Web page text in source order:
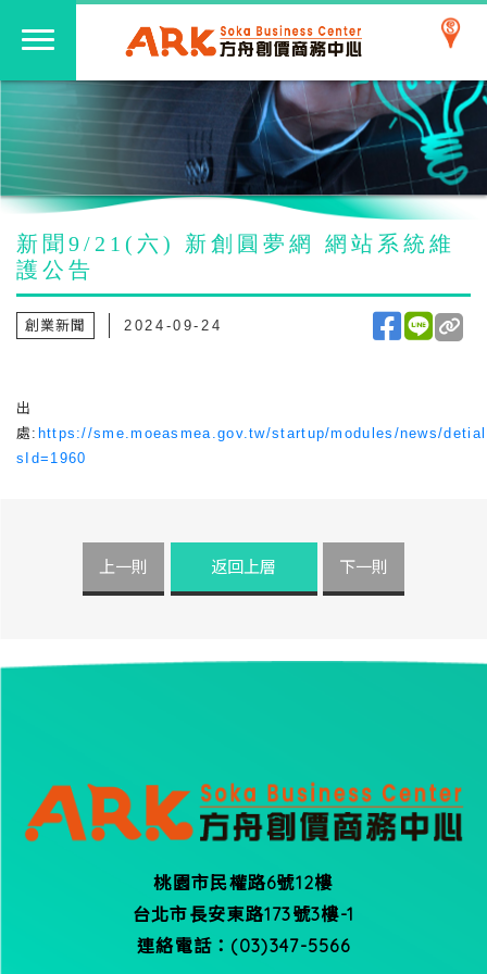
新聞9/21(六) 新創圓夢網 網站系統維
護公告
創業新聞 2024-09-24
出
處: https://sme.moeasmea.gov.tw/startup/modules/news/
sId=1960
上一則 返回上層 下一則
桃園市民權路6號12樓
台北市長安東路173號3樓-1
連絡電話：(03)347-5566